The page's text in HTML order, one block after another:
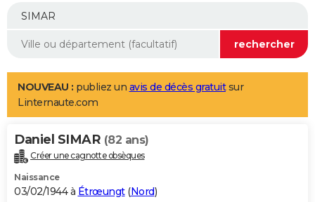
Mobiles
Meilleur smartphone
Internet
Ordinateurs
Jeux vidéo
Guide high-tech
Aménagement intérieur
LIFESTYLE
Art de vivre
Bien-être
Loisirs
Mode
Modes de vie
Alimentation
Guide de la santé
Maladies
Médicaments
Sommeil
VOYAGE
Destinations
City break
Voyage nature
Voyage de noces
Forum
Climat
+PHOTO
GUIDES D'ACHAT
NOUVEAU : publiez un avis de décès gratuitsur
Linternaute.com
Daniel SIMAR (82 ans)
Créer une cagnotte obsèques
Naissance
03/02/1944 à Étrœungt(Nord)